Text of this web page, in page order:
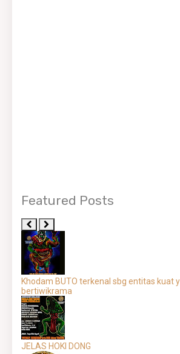
Featured Posts
Khodam BUTO terkenal sbg entitas kuat
bertiwikrama
JELAS HOKI DONG